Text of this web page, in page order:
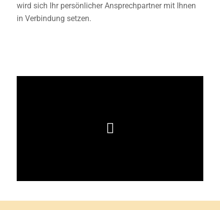
wird sich Ihr persönlicher Ansprechpartner mit Ihnen
in Verbindung setzen.